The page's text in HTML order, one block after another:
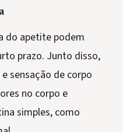
do apetite podem
prazo. Junto disso,
sensação de corpo
no corpo e
simples, como